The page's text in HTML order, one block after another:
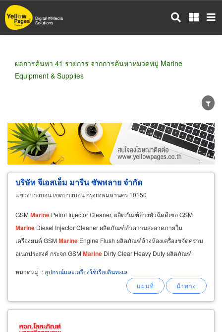
ข้าม
ไป
ผลการค้นหา 41 รายการ จากการค้นหาหมวดหมู่ Marine
Equipment & Supplies
ขายส่ง ขายปลีก ผู้ผลิต
ตัวแทนจัดจำหน่าย
ผู้ส่งออก/นำเข้า
ธุรกิจบริการ
บริษัท จีเอสเอ็ม มารีน ซัพพลาย จำกัด
แขวงบางบอน เขตบางบอน กรุงเทพมหานคร 10150
GSMMarine Petrol Injector Cleaner, ผลิตภัณฑ์ล้างหัวฉีดดีเซล GSM
Marine Diesel Injector Cleaner ผลิตภัณฑ์ทำความสะอาดภายใน
เครื่องยนต์ GSMMarine Engine Flush ผลิตภัณฑ์ล้างห้องเครื่องขจัดคราบ
อเนกประสงค์ กระจก GSMMarine Dirty Clear Heavy Duty ผลิตภัณฑ์
ทำความสะอาดคราบน้ำบนกระจก GSM
หมวดหมู่ : อุปกรณ์และเครื่องใช้เรือเดินทะเล